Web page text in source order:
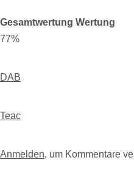
Gesamtwertung Wertung
77%
DAB
Teac
Anmelden, um Kommentare